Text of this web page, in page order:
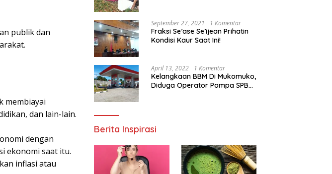
publik dan
membiayai
dan lain-lain.
dengan
ekonomi saat itu.
inflasi atau
Segera Bertindak
September 27, 2021 1 Komentar
Fraksi Se’ase Se’ijean Prihatin
Kondisi Kaur Saat Ini!
April 13, 2022 1 Komentar
Kelangkaan BBM Di Mukomuko,
Diduga Operator Pompa SPBU
Berita Inspirasi